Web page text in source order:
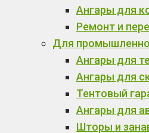
Ангары для
Ремонт и
Для
Ангары для
Ангары для
Тентовый
Ангары для
Шторы и